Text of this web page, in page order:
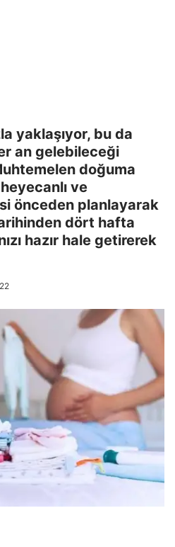
yaklaşıyor, bu da
an gelebileceği
doğuma
ve
önceden planlayarak
dört hafta
hazır hale getirerek